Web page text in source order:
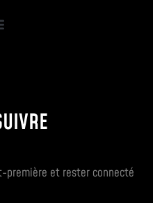
première et rester connecté